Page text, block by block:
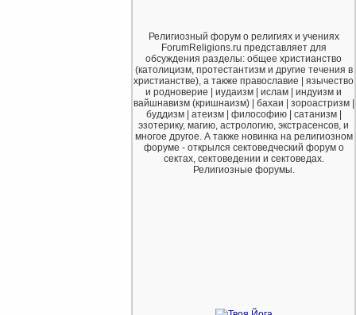
Религиозный форум о религиях и учениях
ForumReligions.ru представляет для
обсуждения разделы: общее христианство
(католицизм, протестантизм и другие течения в
христианстве), а также православие | язычество
и родноверие | иудаизм | ислам | индуизм и
вайшнавизм (кришнаизм) | бахаи | зороастризм |
буддизм | атеизм | философию | сатанизм |
эзотерику, магию, астрологию, экстрасенсов, и
многое другое. А также новинка на религиозном
форуме - открылся сектоведческий форум о
сектах, сектоведении и сектоведах.
Религиозные форумы.